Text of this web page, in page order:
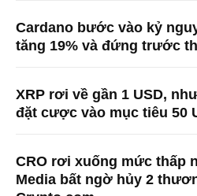
Cardano bước vào kỷ
tăng 19% và đứng trước
XRP rơi về gần 1 USD,
đặt cược vào mục tiêu 50
CRO rơi xuống mức thấp
Media bất ngờ hủy 2